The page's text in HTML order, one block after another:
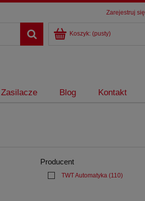
Zarejestruj się
Koszyk: (pusty)
Zasilacze Blog Kontakt
Producent
TWT Automatyka (110)